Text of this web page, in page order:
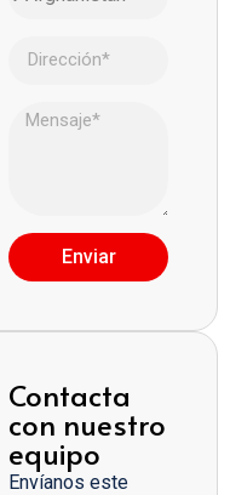
Enviar
Contacta
con nuestro
equipo
Envíanos este